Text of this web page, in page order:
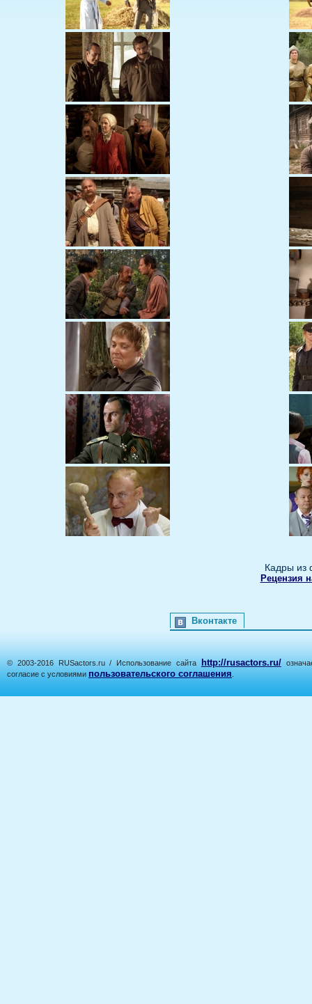
Кадры из
Рецензия
Вконтакте
© 2003-2016 RUSactors.ru / Использование сайта http://rusactors.ru/
согласие с условиями пользовательского соглашения